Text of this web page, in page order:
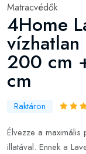
Matracvédők
4Home
200 cm
cm
Raktáron
Élvezze a maximális
illatával. Ennek a